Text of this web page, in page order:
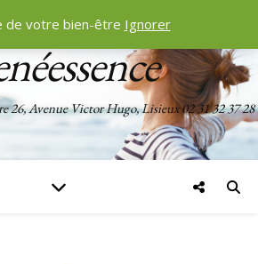
26, Avenue Victor Hugo, Lisieux 02 31 32 37 28
de votre bien-être Ignorer